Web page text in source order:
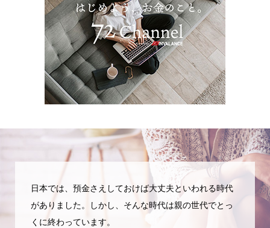
日本では、預金さえしておけば大丈夫といわれる時代
がありました。しかし、そんな時代は親の世代でとっ
くに終わっています。